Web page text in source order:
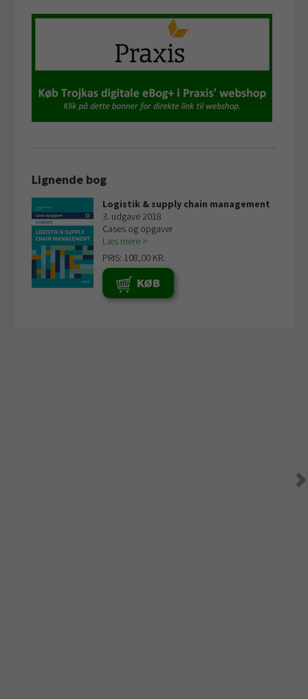
Lignende bog
Logistik & supply chain management
3. udgave 2018
Cases og opgaver
Læs mere
PRIS: 108,00 KR.
KØB